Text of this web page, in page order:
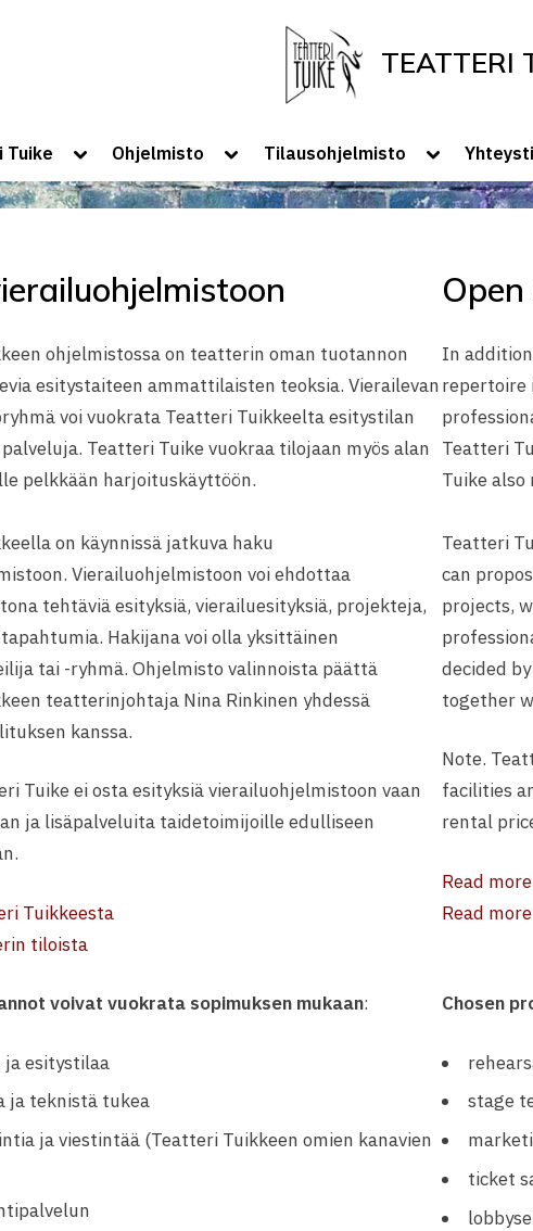
TEATTERI
Tuike Toggle
menu
Ohjelmisto Toggle
menu
Tilausohjelmisto Toggle
menu
ohjelmistossa on teatterin oman tuotannon
esitystaiteen ammattilaisten teoksia. Vierailevan
voi vuokrata Teatteri Tuikkeelta esitystilan
Teatteri Tuike vuokraa tilojaan myös alan
pelkkään harjoituskäyttöön.
on käynnissä jatkuva haku
Vierailuohjelmistoon voi ehdottaa
tehtäviä esityksiä, vierailuesityksiä, projekteja,
Hakijana voi olla yksittäinen
tai -ryhmä. Ohjelmisto valinnoista päättä
teatterinjohtaja Nina Rinkinen yhdessä
kanssa.
Tuike ei osta esityksiä vierailuohjelmistoon vaan
ja lisäpalveluita taidetoimijoille edulliseen
Tuikkeesta
tiloista
In
repertoire
Teatteri
Tuike
Teatteri
can
projects,
decided
together
Note.
facilities
rental
Read
Read
voivat vuokrata sopimuksen mukaan:
esitystilaa
ja teknistä tukea
ja viestintää (Teatteri Tuikkeen omien kanavien
Chosen
stage
ticket